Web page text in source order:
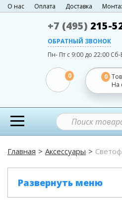
О нас Оплата Доставка
+7 (495) 215-
ОБРАТНЫЙ ЗВОНОК
Пн- Пт с 9:00 до 22:00 Сб-
0 0
На
Главная Аксессуары
Развернуть меню